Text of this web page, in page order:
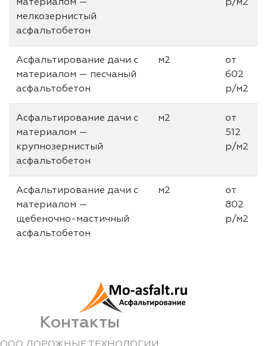
материалом —
мелкозернистый
асфальтобетон
р/м2
Асфальтирование дачи с
материалом — песчаный
асфальтобетон
м2
от
602
р/м2
Асфальтирование дачи с
материалом —
крупнозерниcтый
асфальтобетон
м2
от
512
р/м2
Асфальтирование дачи с
материалом —
щебеночно-мастичный
асфальтобетон
м2
от
802
р/м2
Контакты